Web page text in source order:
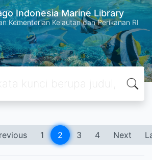
Indonesia Marine Library
Kementerian Kelautan dan Perikanan RI
1 2 3 4 Next